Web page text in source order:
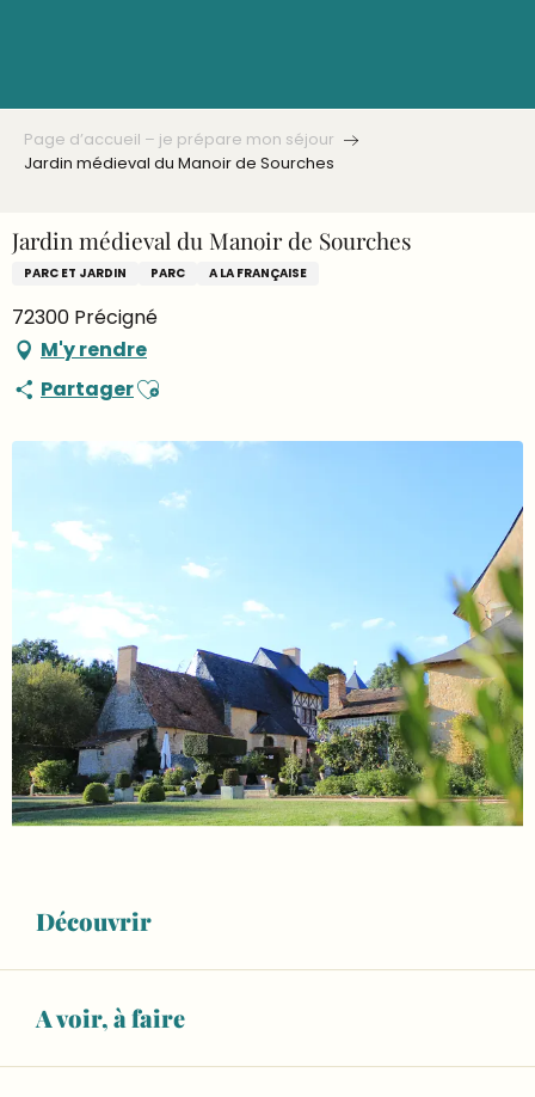
Découvrir
A voir, à faire
Page d’accueil – je prépare mon séjour
Jardin médieval du Manoir de Sourches
Jardin médieval du Manoir de Sourches
PARC ET JARDIN PARC A LA FRANÇAISE
72300 Précigné
M'y rendre
PartagerAjouter aux favoris
Ouverture et coordonnées
Ouvert aujourd'hui